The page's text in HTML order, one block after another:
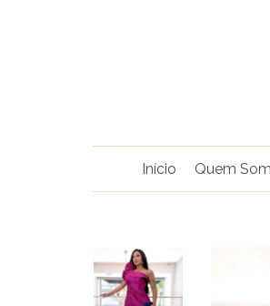
Início Quem